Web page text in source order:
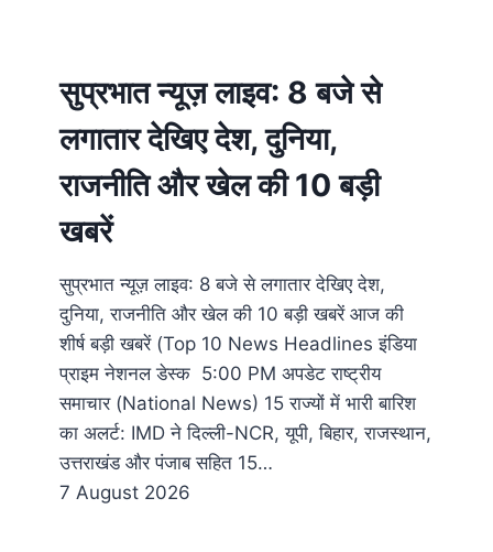
सुप्रभात न्यूज़ लाइव: 8 बजे से
लगातार देखिए देश, दुनिया,
राजनीति और खेल की 10 बड़ी
खबरें
सुप्रभात न्यूज़ लाइव: 8 बजे से लगातार देखिए देश,
दुनिया, राजनीति और खेल की 10 बड़ी खबरें आज की
शीर्ष बड़ी खबरें (Top 10 News Headlines इंडिया
प्राइम नेशनल डेस्क 5:00 PM अपडेट राष्ट्रीय
समाचार (National News) 15 राज्यों में भारी बारिश
का अलर्ट: IMD ने दिल्ली-NCR, यूपी, बिहार, राजस्थान,
उत्तराखंड और पंजाब सहित 15…
7 August 2026